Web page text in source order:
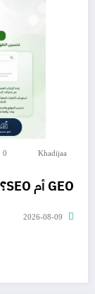
Khadijaa
0
GEO أم SEO؟ ما الفرق وأيهما تحتاج شركتك؟
2026-08-09